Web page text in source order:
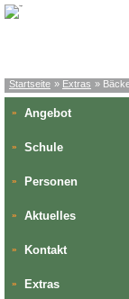
Startseite » Extras »
» Angebot
» Schule
» Personen
» Aktuelles
» Kontakt
» Extras